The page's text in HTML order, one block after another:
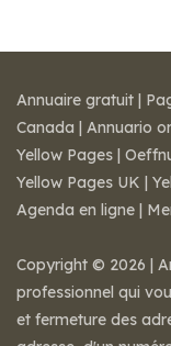
Annuaire gratuit |
Canada | Annuario
Yellow Pages |
Yellow Pages UK |
Agenda en ligne |
Copyright © 2026 |
professionnel qui
et fermeture des